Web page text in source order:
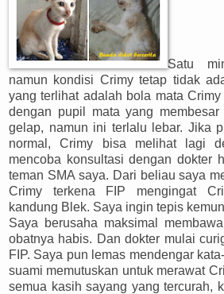
Satu
namun kondisi Crimy tetap tidak
yang terlihat adalah bola mata
dengan pupil mata yang
gelap, namun ini terlalu lebar. Jika
normal, Crimy bisa melihat lagi
mencoba konsultasi dengan dokter
teman SMA saya. Dari beliau saya
Crimy terkena FIP mengingat
kandung Blek. Saya ingin tepis
Saya berusaha maksimal
obatnya habis. Dan dokter mulai
FIP. Saya pun lemas mendengar
suami memutuskan untuk merawat
semua kasih sayang yang tercurah,